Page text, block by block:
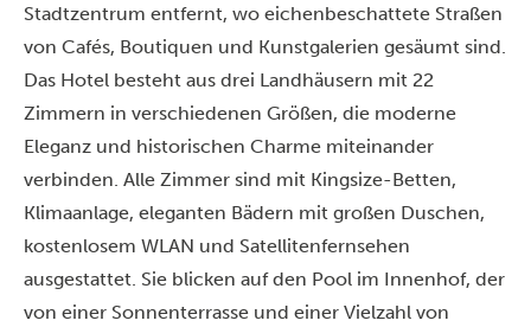
Stadtzentrum entfernt, wo eichenbeschattete Straßen
von Cafés, Boutiquen und Kunstgalerien gesäumt sind.
Das Hotel besteht aus drei Landhäusern mit 22
Zimmern in verschiedenen Größen, die moderne
Eleganz und historischen Charme miteinander
verbinden. Alle Zimmer sind mit Kingsize-Betten,
Klimaanlage, eleganten Bädern mit großen Duschen,
kostenlosem WLAN und Satellitenfernsehen
ausgestattet. Sie blicken auf den Pool im Innenhof, der
von einer Sonnenterrasse und einer Vielzahl von